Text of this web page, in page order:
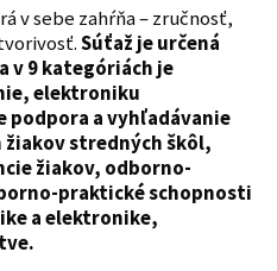
v sebe zahŕňa – zručnosť,
Súťaž je určená
v 9 kategóriách je
elektroniku
a vyhľadávanie
stredných škôl,
žiakov, odborno-
praktické schopnosti
a elektronike,